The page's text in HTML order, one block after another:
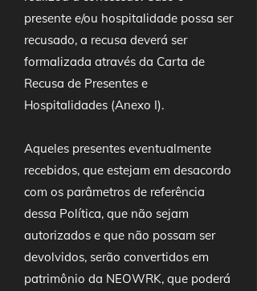
presente e/ou hospitalidade possa ser
recusado, a recusa deverá ser
formalizada através da Carta de
Recusa de Presentes e
Hospitalidades (Anexo I).
Aqueles presentes eventualmente
recebidos, que estejam em desacordo
com os parâmetros de referência
dessa Política, que não sejam
autorizados e que não possam ser
devolvidos, serão convertidos em
patrimônio da NEOWRK, que poderá